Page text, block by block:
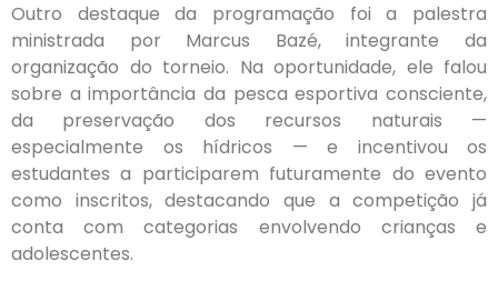
Outro destaque da programação foi a palestra
ministrada por Marcus Bazé, integrante da
organização do torneio. Na oportunidade, ele falou
sobre a importância da pesca esportiva consciente,
da preservação dos recursos naturais —
especialmente os hídricos — e incentivou os
estudantes a participarem futuramente do evento
como inscritos, destacando que a competição já
conta com categorias envolvendo crianças e
adolescentes.